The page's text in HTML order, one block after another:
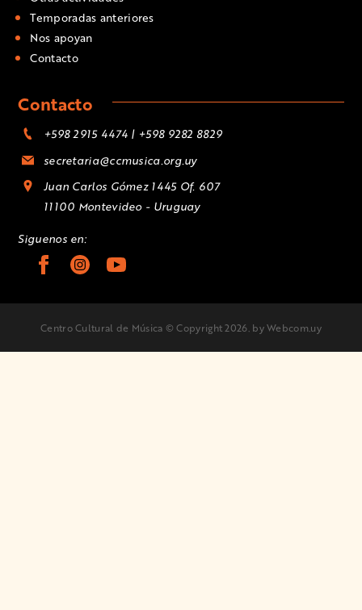
Temporadas anteriores
Nos apoyan
Contacto
Contacto
+598 2915 4474 | +598 9282 8829
secretaria@ccmusica.org.uy
Juan Carlos Gómez 1445 Of. 607
11100 Montevideo - Uruguay
Siguenos en:
Centro Cultural de Música © Copyright 2026. by Webcom.uy